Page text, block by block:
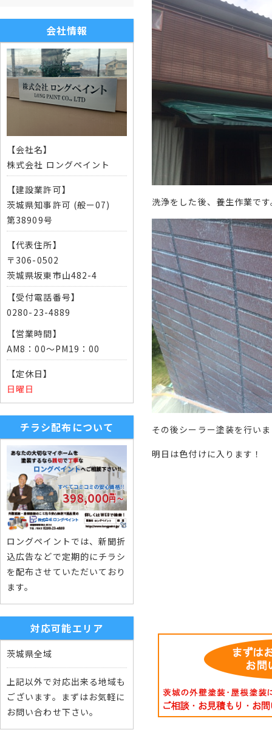
洗浄をした後、養生作業で
その後シーラー塗装を行い
明日は色付けに入ります！
会社情報
【会社名】
株式会社 ロングペイント
【建設業許可】
茨城県知事許可 (般ー07)
第38909号
【代表住所】
〒306-0502
茨城県坂東市山482-4
【受付電話番号】
0280-23-4889
【営業時間】
AM8：00～PM19：00
【定休日】
日曜日
チラシ配布について
ロングペイントでは、新聞折
込広告などで定期的にチラシ
を配布させていただいており
ます。
対応可能エリア
茨城県全域
上記以外で対応出来る地域も
ございます。まずはお気軽に
お問い合わせ下さい。